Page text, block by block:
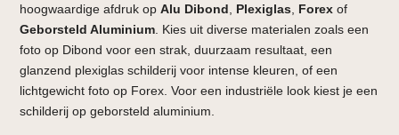
hoogwaardige afdruk opAlu Dibond Plexiglas Forex of
Geborsteld Aluminium . Kies uit diverse materialen zoals een
foto op Dibond voor een strak, duurzaam resultaat, een
glanzend plexiglas schilderij voor intense kleuren, of een
lichtgewicht foto op Forex. Voor een industriële look kiest je een
schilderij op geborsteld aluminium.